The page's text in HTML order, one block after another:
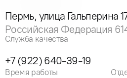
Пермь, улица Гальперина
Российская Федерация
Служба качества
+7 (922) 640-39-19
Время работы